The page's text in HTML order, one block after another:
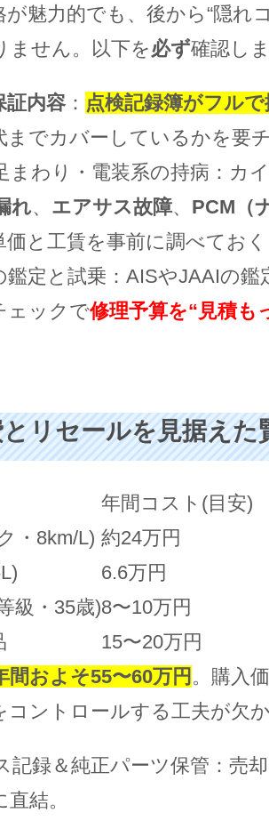
が魅力的でも、後から“隠れ
ません。以下を必ず確認し
証内容： 点検記録簿がフル
までカバーしているかを要
まわり・電装系の持病：カ
れ、 エアサス故障、 PCM（
価と工賃を事前に調べてお
鑑定と試乗：AISやJAAIの鑑
ェックで修理予算を“見積も
リセールを見据えた
年間コスト(目安)
・8km/L) 約24万円
6.6万円
級・35歳)8〜10万円
15〜20万円
間およそ55〜60万円 。購入
コントロールする工夫が欠
記録＆純正パーツ保管：売
結。